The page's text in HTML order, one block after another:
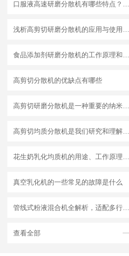
高剪切分散机的优缺点有哪些
真空乳化机的一些常见的故障是什么
查看全部